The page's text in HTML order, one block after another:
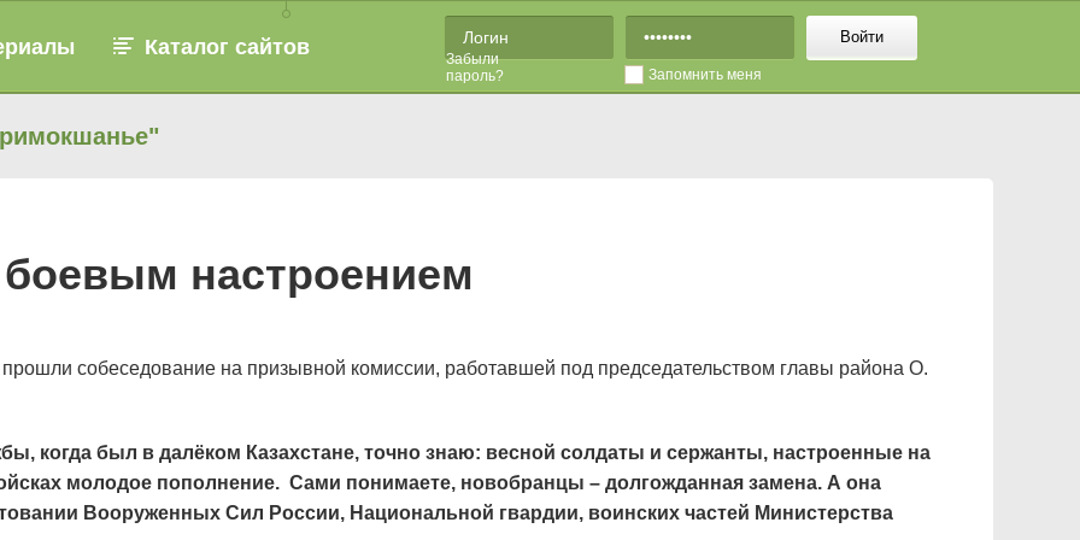
Каталог сайтов Войти
Забыли
пароль?
Запомнить меня
настроением
собеседование на призывной комиссии, работавшей под председательством главы района О.
когда был в далёком Казахстане, точно знаю: весной солдаты и сержанты, настроенные на
молодое пополнение. Сами понимаете, новобранцы – долгожданная замена. А она
Вооруженных Сил России, Национальной гвардии, воинских частей Министерства